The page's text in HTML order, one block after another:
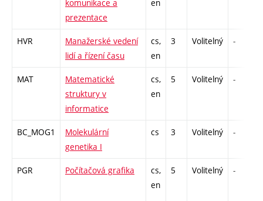
komunikace a
prezentace
en
HVR
Manažerské vedení
lidí a řízení času
cs,
en
3 Volitelný -
MAT
Matematické
struktury v
informatice
cs,
en
5 Volitelný -
BC_MOG1
Molekulární
genetika I
cs 3 Volitelný -
PGR Počítačová grafika
cs,
en
5 Volitelný -